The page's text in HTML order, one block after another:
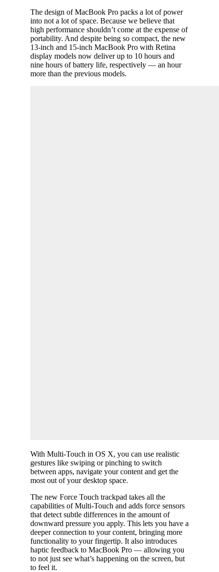
The design of MacBook Pro packs a lot of power
into not a lot of space. Because we believe that
high performance shouldn’t come at the expense of
portability. And despite being so compact, the new
13-inch and 15-inch MacBook Pro with Retina
display models now deliver up to 10 hours and
nine hours of battery life, respectively — an hour
more than the previous models.
With Multi-Touch in OS X, you can use realistic
gestures like swiping or pinching to switch
between apps, navigate your content and get the
most out of your desktop space.
The new Force Touch trackpad takes all the
capabilities of Multi-Touch and adds force sensors
that detect subtle differences in the amount of
downward pressure you apply. This lets you have a
deeper connection to your content, bringing more
functionality to your fingertip. It also introduces
haptic feedback to MacBook Pro — allowing you
to not just see what’s happening on the screen, but
to feel it.